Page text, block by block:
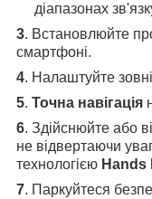
діапазонах
3. Встановлюйте
смартфоні.
4. Налаштуйте
5. Точна навігація
6. Здійснюйте або
не відвертаючи
технологією Hands
7. Паркуйтеся